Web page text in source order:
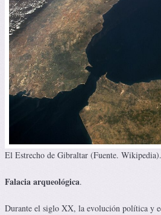
El Estrecho de Gibraltar (Fuente. Wikipedia).
Falacia arqueológica.
Durante el siglo XX, la evolución política y